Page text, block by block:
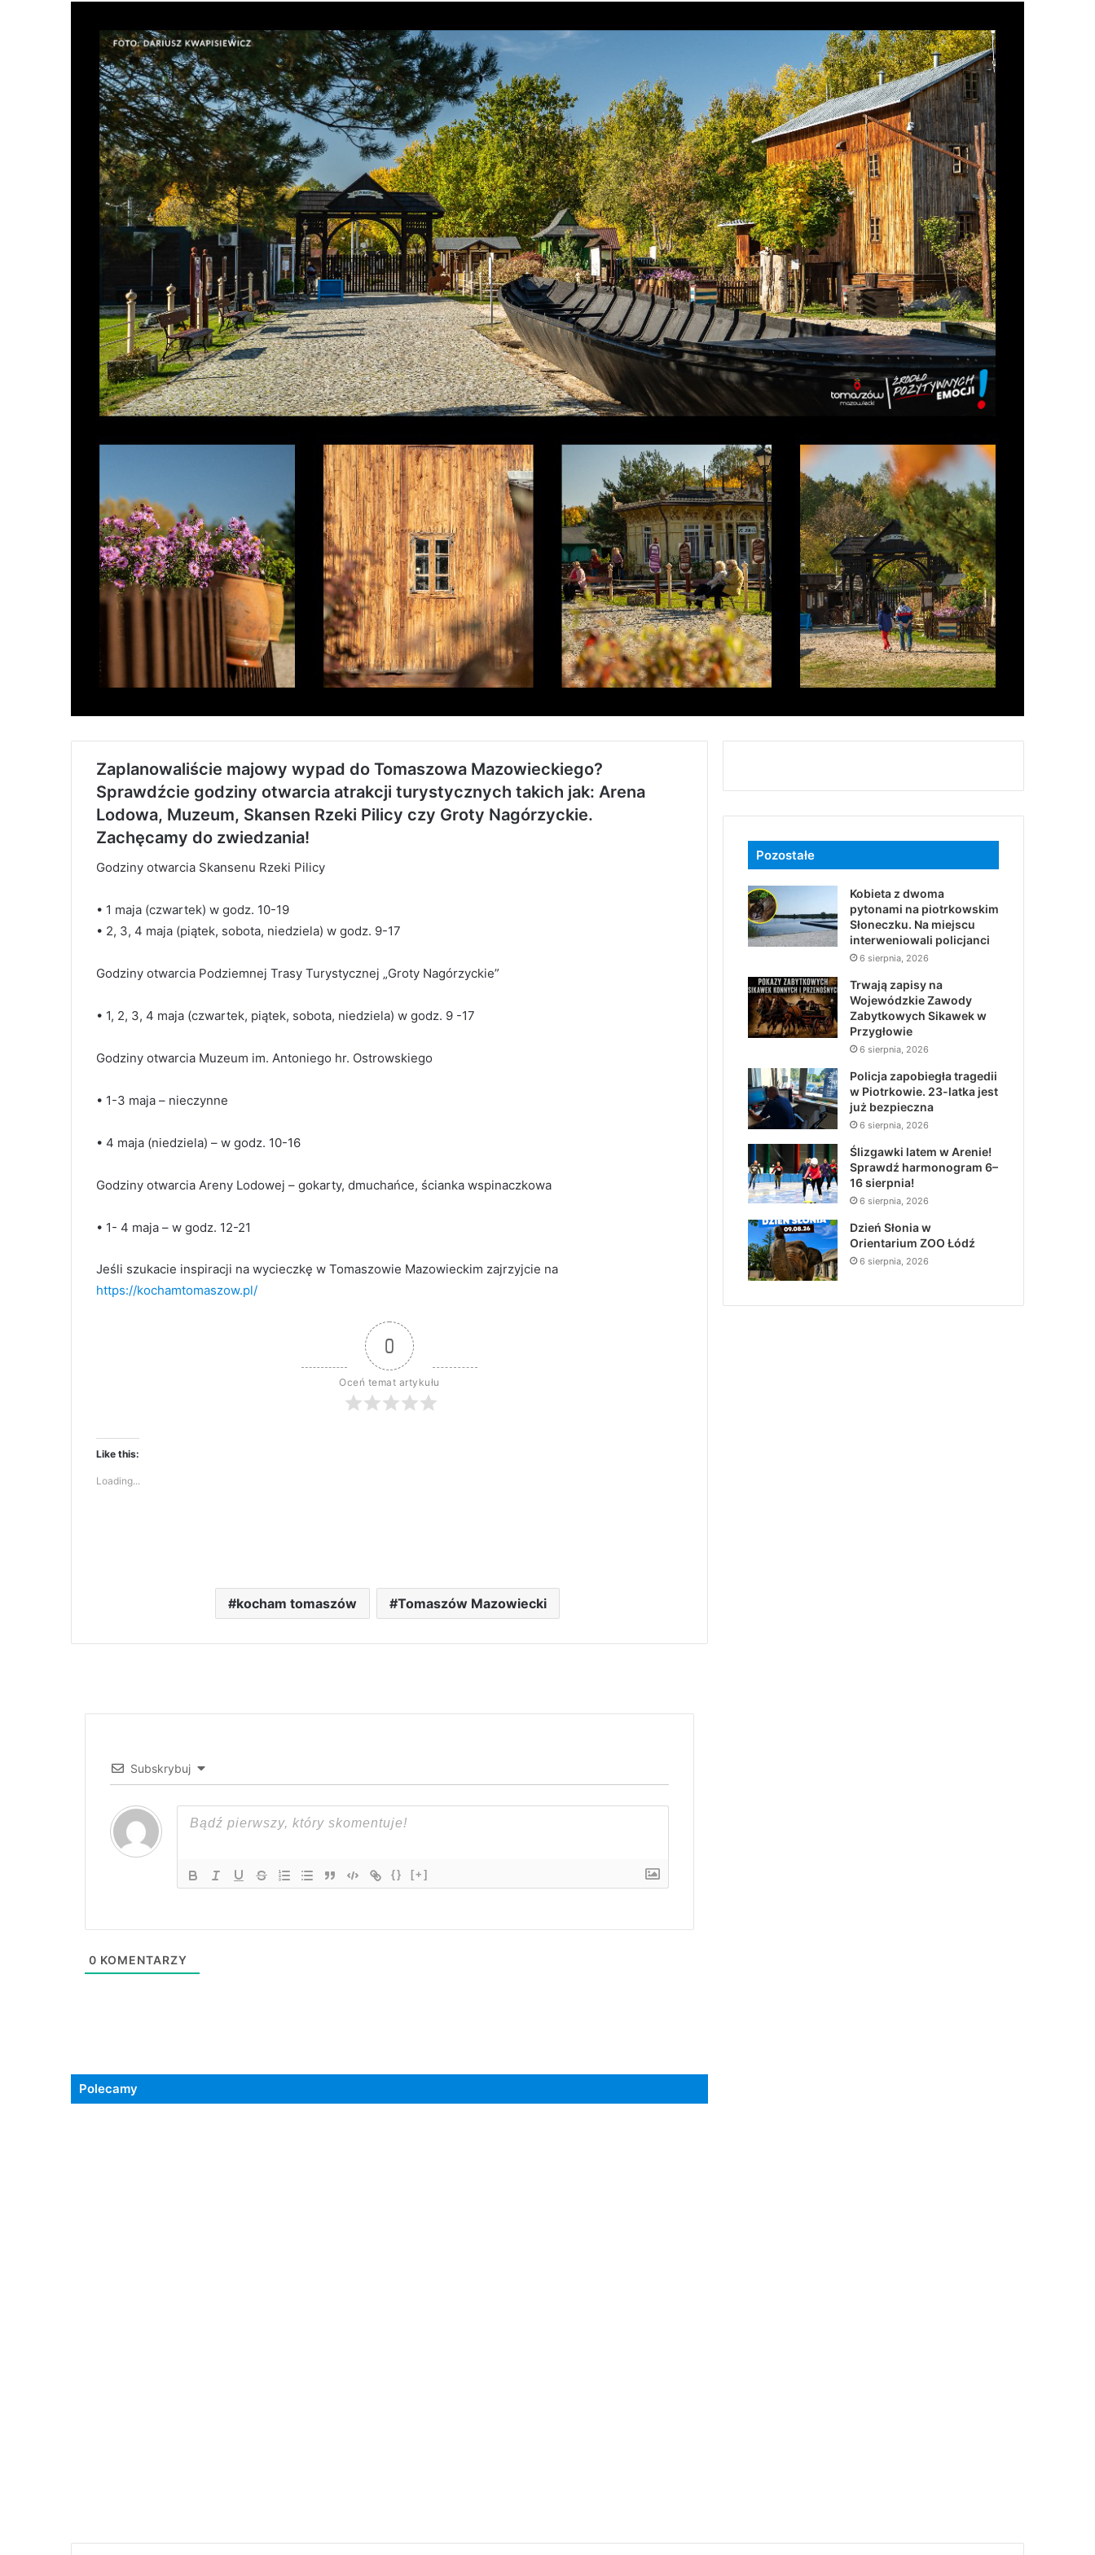
Zaplanowaliście majowy wypad do Tomaszowa Mazowieckiego?
Sprawdźcie godziny otwarcia atrakcji turystycznych takich jak: Arena
Lodowa, Muzeum, Skansen Rzeki Pilicy czy Groty Nagórzyckie.
Zachęcamy do zwiedzania!
Godziny otwarcia Skansenu Rzeki Pilicy
• 1 maja (czwartek) w godz. 10-19
• 2, 3, 4 maja (piątek, sobota, niedziela) w godz. 9-17
Godziny otwarcia Podziemnej Trasy Turystycznej „Groty Nagórzyckie”
• 1, 2, 3, 4 maja (czwartek, piątek, sobota, niedziela) w godz. 9 -17
Godziny otwarcia Muzeum im. Antoniego hr. Ostrowskiego
• 1-3 maja – nieczynne
• 4 maja (niedziela) – w godz. 10-16
Godziny otwarcia Areny Lodowej – gokarty, dmuchańce, ścianka wspinaczkowa
• 1- 4 maja – w godz. 12-21
Jeśli szukacie inspiracji na wycieczkę w Tomaszowie Mazowieckim zajrzyjcie na
https://kochamtomaszow.pl/
0
Oceń temat artykułu
Like this:
Loading...
kocham tomaszów Tomaszów Mazowiecki
Subskrybuj
{} [+]
0 KOMENTARZY
Polecamy
Pozostałe
Kobieta z dwoma
pytonami na piotrkowskim
Słoneczku. Na miejscu
interweniowali policjanci
6 sierpnia, 2026
Trwają zapisy na
Wojewódzkie Zawody
Zabytkowych Sikawek w
Przygłowie
6 sierpnia, 2026
Policja zapobiegła tragedii
w Piotrkowie. 23-latka jest
już bezpieczna
6 sierpnia, 2026
Ślizgawki latem w Arenie!
Sprawdź harmonogram 6–
16 sierpnia!
6 sierpnia, 2026
Dzień Słonia w
Orientarium ZOO Łódź
6 sierpnia, 2026